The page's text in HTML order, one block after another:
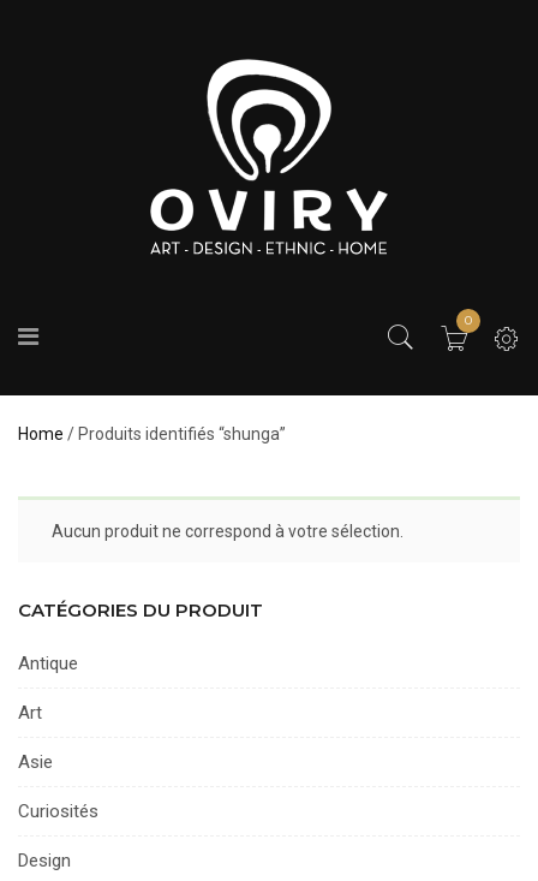
0
Home / Produits identifiés “shunga”
Aucun produit ne correspond à votre sélection.
CATÉGORIES DU PRODUIT
Antique
Art
Asie
Curiosités
Design